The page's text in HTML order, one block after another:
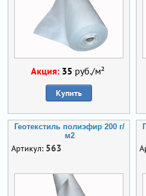
Акция: 35 руб./м²
Купить
Геотекстиль полиэфир 200 г/
м2
Артикул: 563